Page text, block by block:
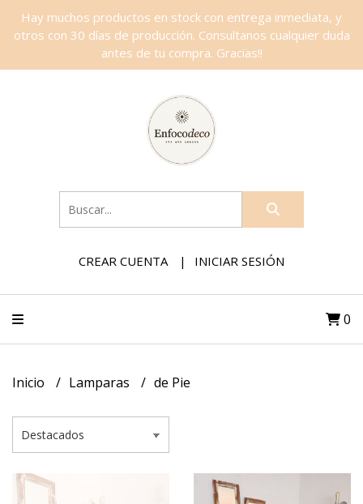
Hay muchos productos en stock con entrega inmediata, y
otros con 30 días de producción. Consultanos cualquier duda
antes de tu compra. Gracias!!
CREAR CUENTA INICIAR SESIÓN
0
Inicio Lamparas de Pie